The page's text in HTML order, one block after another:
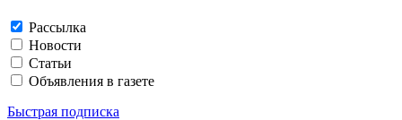
Рассылка
Новости
Статьи
Объявления в газете
Быстрая подписка